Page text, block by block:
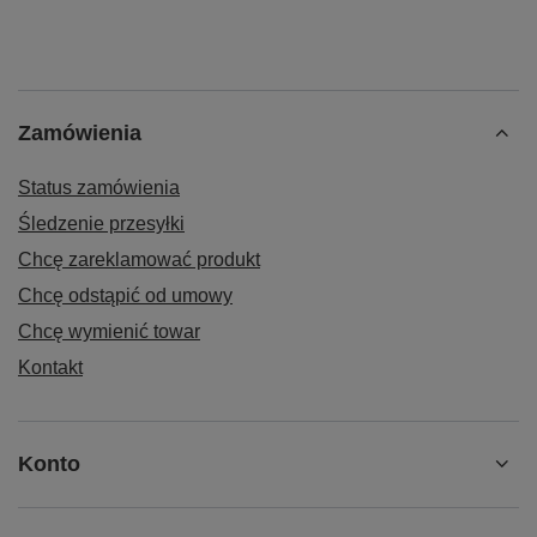
Zamówienia
Status zamówienia
Śledzenie przesyłki
Chcę zareklamować produkt
Chcę odstąpić od umowy
Chcę wymienić towar
Kontakt
Konto